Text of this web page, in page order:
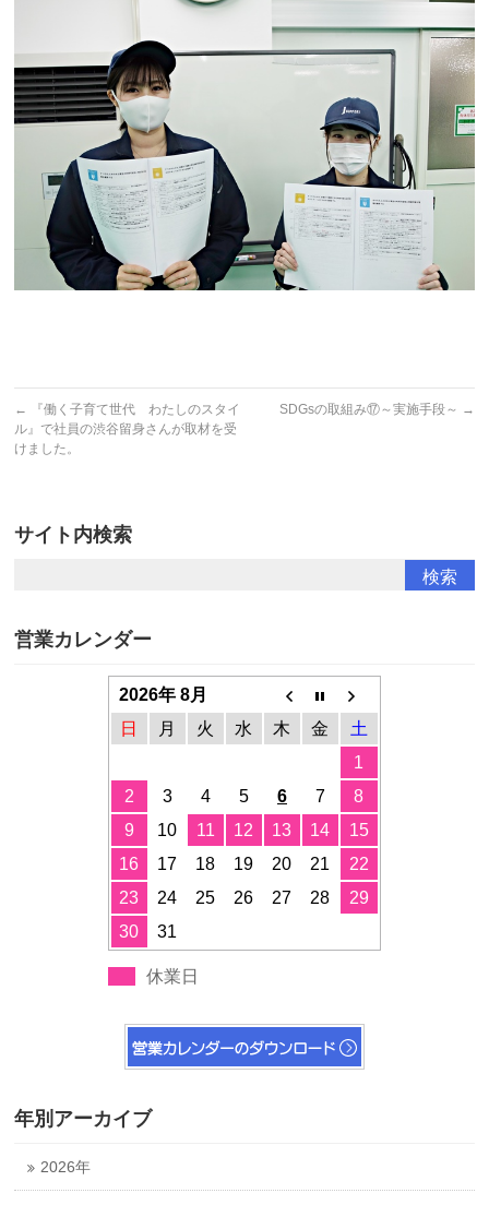
←
『働く子育て世代 わたしのスタイ
ル』で社員の渋谷留身さんが取材を受
けました。
SDGsの取組み⑰～実施手段～ →
サイト内検索
営業カレンダー
2026年 8月
日
月 火 水 木 金
土
1
2
3 4 5 6 7
8
9
10 11 12 13 14
15
16
17 18 19 20 21
22
23
24 25 26 27 28
29
30
31
休業日
年別アーカイブ
2026年